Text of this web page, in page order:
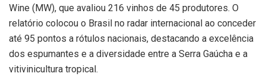
Wine (MW), que avaliou 216 vinhos de 45 produtores. O
relatório colocou o Brasil no radar internacional ao conceder
até 95 pontos a rótulos nacionais, destacando a excelência
dos espumantes e a diversidade entre a Serra Gaúcha e a
vitivinicultura tropical.